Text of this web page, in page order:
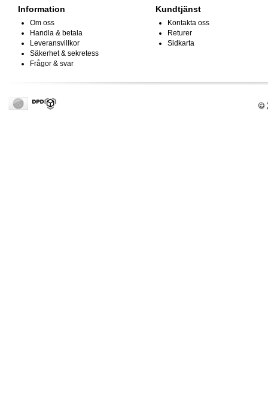
Information
Om oss
Handla & betala
Leveransvillkor
Säkerhet & sekretess
Frågor & svar
Kundtjänst
Kontakta oss
Returer
Sidkarta